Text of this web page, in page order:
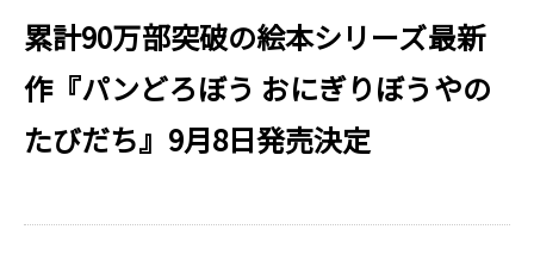
累計90万部突破の絵本シリーズ最新
作『パンどろぼう おにぎりぼうやの
たびだち』9月8日発売決定